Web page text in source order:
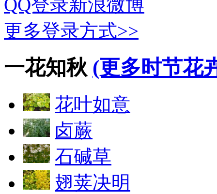
QQ登录新浪微博
更多登录方式>>
一花知秋 (更多时节花
花叶如意
卤蕨
石碱草
翅荚决明